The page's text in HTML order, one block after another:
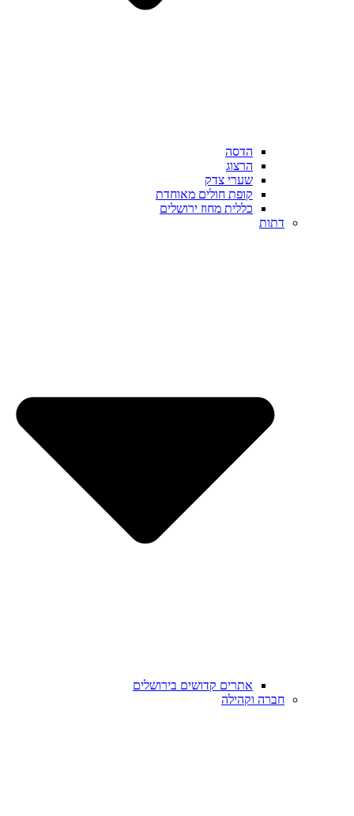
הדסה
הרצוג
שערי צדק
קופת חולים מאוחדת
כללית מחוז ירושלים
דתות
אתרים קדושים בירושלים
חברה וקהילה